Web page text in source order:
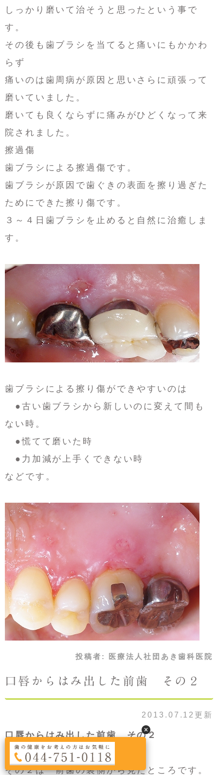
しっかり磨いて治そうと思ったという事で
す。
その後も歯ブラシを当てると痛いにもかかわ
らず
痛いのは歯周病が原因と思いさらに頑張って
磨いていました。
磨いても良くならずに痛みがひどくなって来
院されました。
擦過傷
歯ブラシによる擦過傷です。
歯ブラシが原因で歯ぐきの表面を擦り過ぎた
ためにできた擦り傷です。
３～４日歯ブラシを止めると自然に治癒しま
す。
歯ブラシによる擦り傷ができやすいのは
●古い歯ブラシから新しいのに変えて間も
ない時。
●慌てて磨いた時
●力加減が上手くできない時
などです。
投稿者: 医療法人社団あき歯科医院
口唇からはみ出した前歯 その２
2013.07.12更新
口唇からはみ出した前歯 その２
その２は 前歯の裏側から見たところです。